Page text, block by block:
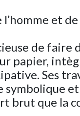
et
de
papier,
Ses
brut que la